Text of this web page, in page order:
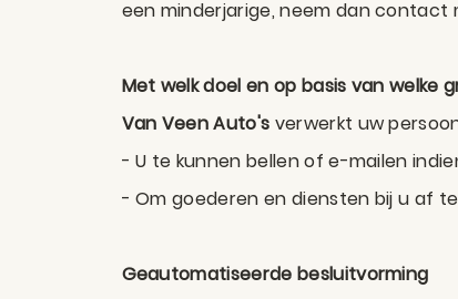
een minderjarige, neem dan contact
Met welk doel en op basis van welke
Van Veen Auto's verwerkt uw
- U te kunnen bellen of e-mailen
- Om goederen en diensten bij u af
Geautomatiseerde besluitvorming